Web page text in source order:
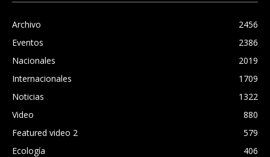
Archivo
2456
Eventos
2386
Nacionales
2019
Internacionales
1709
Noticias
1322
Video
880
Featured video 2
579
Ecología
406